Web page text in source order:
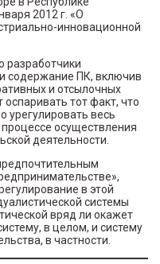
2012 г. «О
инновационной
разработчики
содержание ПК, включив
и отсылочных
оспаривать тот факт, что
урегулировать весь
осуществления
деятельности.
в этой
системы
вряд ли окажет
в целом, и систему
в частности.